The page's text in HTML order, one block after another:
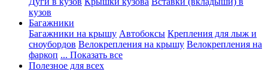
кузов
Багажники
Багажники на крышу Автобоксы Крепления для лыж и
сноубордов Велокрепления на крышу Велокрепления на
фаркоп ... Показать все
Полезное для всех